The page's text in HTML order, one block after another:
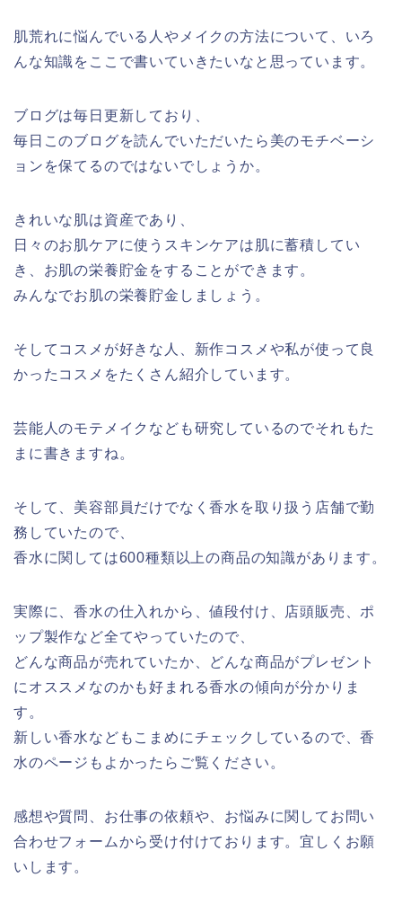
肌荒れに悩んでいる人やメイクの方法について、いろ
んな知識をここで書いていきたいなと思っています。
ブログは毎日更新しており、
毎日このブログを読んでいただいたら美のモチベーシ
ョンを保てるのではないでしょうか。
きれいな肌は資産であり、
日々のお肌ケアに使うスキンケアは肌に蓄積してい
き、お肌の栄養貯金をすることができます。
みんなでお肌の栄養貯金しましょう。
そしてコスメが好きな人、新作コスメや私が使って良
かったコスメをたくさん紹介しています。
芸能人のモテメイクなども研究しているのでそれもた
まに書きますね。
そして、美容部員だけでなく香水を取り扱う店舗で勤
務していたので、
香水に関しては600種類以上の商品の知識があります。
実際に、香水の仕入れから、値段付け、店頭販売、ポ
ップ製作など全てやっていたので、
どんな商品が売れていたか、どんな商品がプレゼント
にオススメなのかも好まれる香水の傾向が分かりま
す。
新しい香水などもこまめにチェックしているので、香
水のページもよかったらご覧ください。
感想や質問、お仕事の依頼や、お悩みに関してお問い
合わせフォームから受け付けております。宜しくお願
いします。